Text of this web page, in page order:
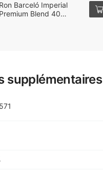
supplémentaires
Ron Barceló Imperial
Premium Blend 40